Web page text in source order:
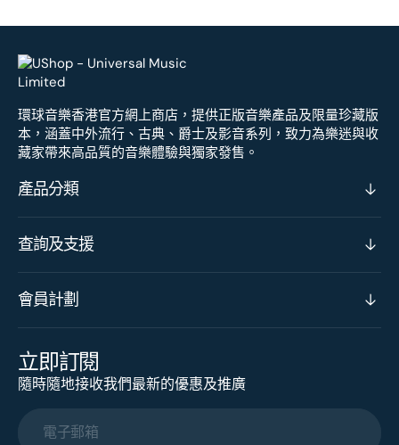
環球音樂香港官方網上商店，提供正版音樂產品及限量珍藏版
本，涵蓋中外流行、古典、爵士及影音系列，致力為樂迷與收
藏家帶來高品質的音樂體驗與獨家發售。
產品分類
查詢及支援
會員計劃
立即訂閱
隨時隨地接收我們最新的優惠及推廣
電子郵箱